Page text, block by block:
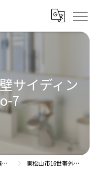
サイディン
7
東松山市16世帯外壁サイディング完了No-7